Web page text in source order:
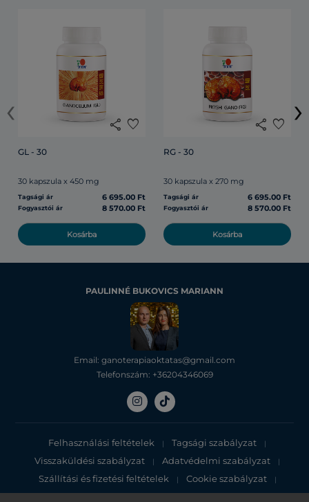
share favorite
GL - 30
30 kapszula x 450 mg
Tagsági ár 6 695.00 Ft
Fogyasztói ár 8 570.00 Ft
Kosárba
share favorite
RG - 30
30 kapszula x 270 mg
Tagsági ár 6 695.00 Ft
Fogyasztói ár 8 570.00 Ft
Kosárba
‹ ›
PAULINNÉ BUKOVICS MARIANN
Email: ganoterapiaoktatas@gmail.com
Telefonszám: +36204346069
Felhasználási feltételek | Tagsági szabályzat |
Visszaküldési szabályzat | Adatvédelmi szabályzat |
Szállítási és fizetési feltételek | Cookie szabályzat |
Adatvédelmi tájékoztató